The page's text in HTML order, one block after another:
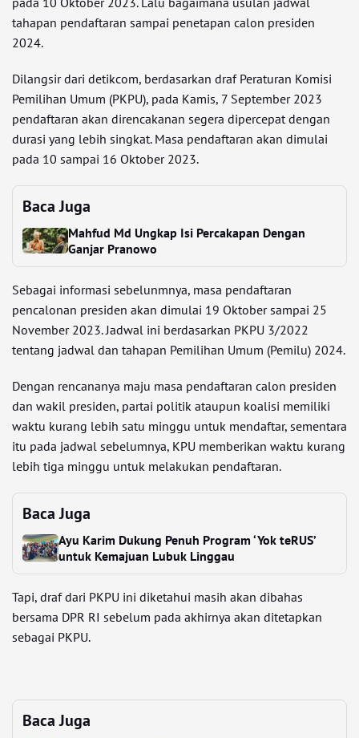
tahapan pendaftaran sampai penetapan calon presiden
2024.
Dilangsir dari detikcom, berdasarkan draf Peraturan Komisi
Pemilihan Umum (PKPU), pada Kamis, 7 September 2023
pendaftaran akan direncakanan segera dipercepat dengan
durasi yang lebih singkat. Masa pendaftaran akan dimulai
pada 10 sampai 16 Oktober 2023.
Baca Juga
Mahfud Md Ungkap Isi Percakapan Dengan
Ganjar Pranowo
Sebagai informasi sebelunmnya, masa pendaftaran
pencalonan presiden akan dimulai 19 Oktober sampai 25
November 2023. Jadwal ini berdasarkan PKPU 3/2022
tentang jadwal dan tahapan Pemilihan Umum (Pemilu) 2024.
Dengan rencananya maju masa pendaftaran calon presiden
dan wakil presiden, partai politik ataupun koalisi memiliki
waktu kurang lebih satu minggu untuk mendaftar, sementara
itu pada jadwal sebelumnya, KPU memberikan waktu kurang
lebih tiga minggu untuk melakukan pendaftaran.
Baca Juga
Ayu Karim Dukung Penuh Program ‘Yok teRUS’
untuk Kemajuan Lubuk Linggau
Tapi, draf dari PKPU ini diketahui masih akan dibahas
bersama DPR RI sebelum pada akhirnya akan ditetapkan
sebagai PKPU.
Baca Juga